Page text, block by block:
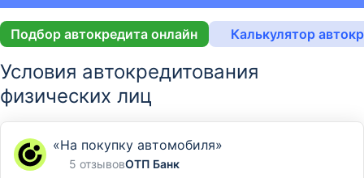
Подбор автокредита онлайн Калькулятор
Условия автокредитования
физических лиц
«На покупку автомобиля»
5 отзывовОТП Банк